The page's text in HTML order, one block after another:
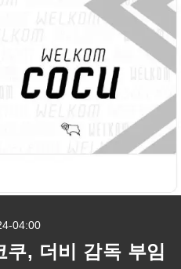
04:00
쿠, 더비 감독 부임